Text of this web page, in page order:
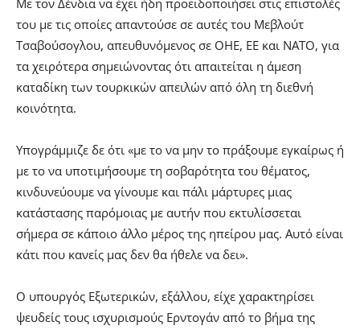
του με τις οποίες απαντούσε σε αυτές του Μεβλούτ
Τσαβούσογλου, απευθυνόμενος σε ΟΗΕ, ΕΕ και ΝΑΤΟ, για
τα χειρότερα σημειώνοντας ότι απαιτείται η άμεση
καταδίκη των τουρκικών απειλών από όλη τη διεθνή
κοινότητα.
Υπογράμμιζε δε ότι «με το να μην το πράξουμε εγκαίρως ή
με το να υποτιμήσουμε τη σοβαρότητα του θέματος,
κινδυνεύουμε να γίνουμε και πάλι μάρτυρες μιας
κατάστασης παρόμοιας με αυτήν που εκτυλίσσεται
σήμερα σε κάποιο άλλο μέρος της ηπείρου μας. Αυτό είναι
κάτι που κανείς μας δεν θα ήθελε να δει».
Ο υπουργός Εξωτερικών, εξάλλου, είχε χαρακτηρίσει
ψευδείς τους ισχυρισμούς Ερντογάν από το βήμα της